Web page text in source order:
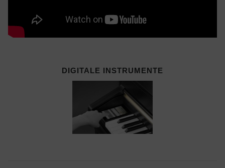
DIGITALE INSTRUMENTE